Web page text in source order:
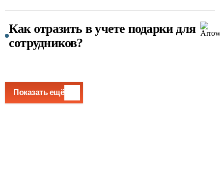
Как отразить в учете подарки для
сотрудников?
Показать ещё